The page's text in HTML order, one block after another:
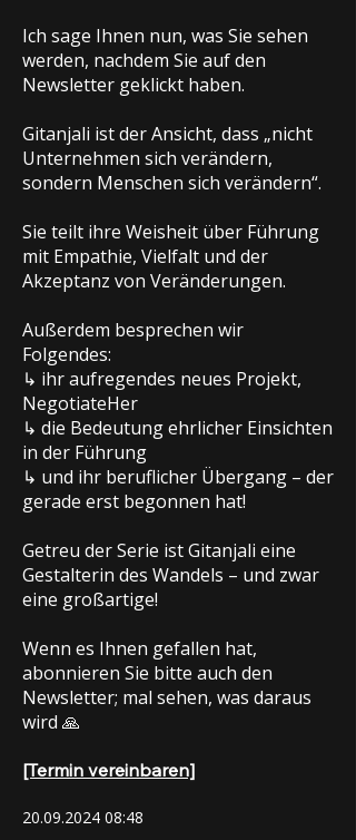
Ich sage Ihnen nun, was Sie sehen
werden, nachdem Sie auf den
Newsletter geklickt haben.
Gitanjali ist der Ansicht, dass „nicht
Unternehmen sich verändern,
sondern Menschen sich verändern“.
Sie teilt ihre Weisheit über Führung
mit Empathie, Vielfalt und der
Akzeptanz von Veränderungen.
Außerdem besprechen wir
Folgendes:
↳ ihr aufregendes neues Projekt,
NegotiateHer
↳ die Bedeutung ehrlicher Einsichten
in der Führung
↳ und ihr beruflicher Übergang – der
gerade erst begonnen hat!
Getreu der Serie ist Gitanjali eine
Gestalterin des Wandels – und zwar
eine großartige!
Wenn es Ihnen gefallen hat,
abonnieren Sie bitte auch den
Newsletter; mal sehen, was daraus
wird 🙏
[Termin vereinbaren]
20.09.2024 08:48